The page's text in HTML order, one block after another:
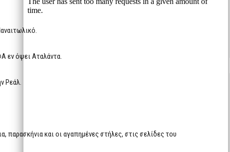
εν όψει Αταλάντα.
Ρεάλ.
παρασκήνια και οι αγαπημένες στήλες, στις σελίδες του